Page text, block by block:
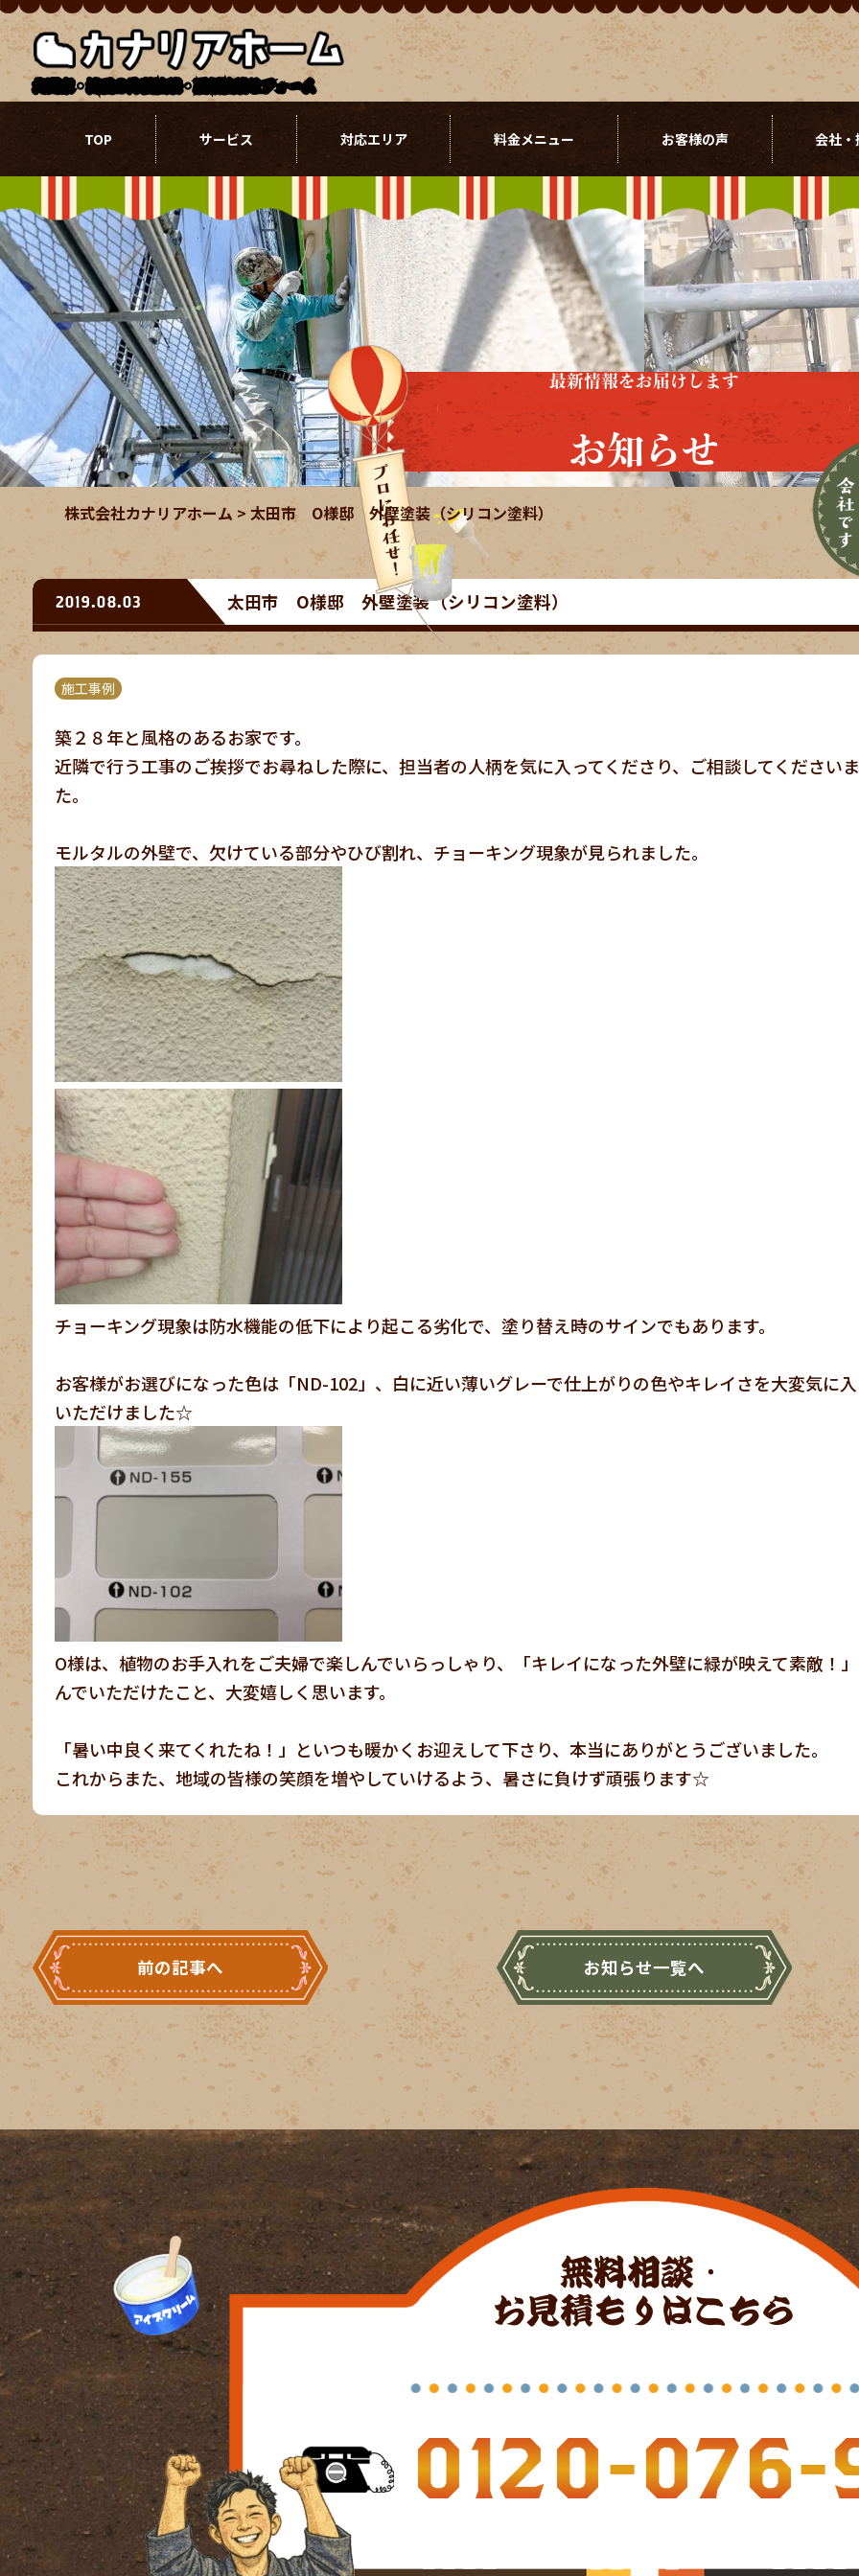
北関東・埼玉の外壁塗装・屋根塗装リフォーム
TOP サービス 対応エリア 料金メニュー お客様の声 会社
最新情報をお届けします
お知らせ
株式会社カナリアホーム >太田市 O様邸 外壁塗装（シリコン塗料）
2019.08.03 太田市 O様邸 外壁塗装（シリコン塗料）
施工事例
築２８年と風格のあるお家です。
近隣で行う工事のご挨拶でお尋ねした際に、担当者の人柄を気に入ってくださり、ご相談してください
た。
モルタルの外壁で、欠けている部分やひび割れ、チョーキング現象が見られました。
チョーキング現象は防水機能の低下により起こる劣化で、塗り替え時のサインでもあります。
お客様がお選びになった色は「ND-102」、白に近い薄いグレーで仕上がりの色やキレイさを大変気に
いただけました☆
O様は、植物のお手入れをご夫婦で楽しんでいらっしゃり、「キレイになった外壁に緑が映えて素敵！
んでいただけたこと、大変嬉しく思います。
「暑い中良く来てくれたね！」といつも暖かくお迎えして下さり、本当にありがとうございました。
これからまた、地域の皆様の笑顔を増やしていけるよう、暑さに負けず頑張ります☆
前の記事へ お知らせ一覧へ
無料相談・
お見積もりはこちら
0120-076-